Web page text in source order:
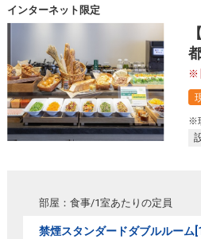
インターネット限定
※
部屋：食事/1室あたりの定員
禁煙スタンダードダブルルーム